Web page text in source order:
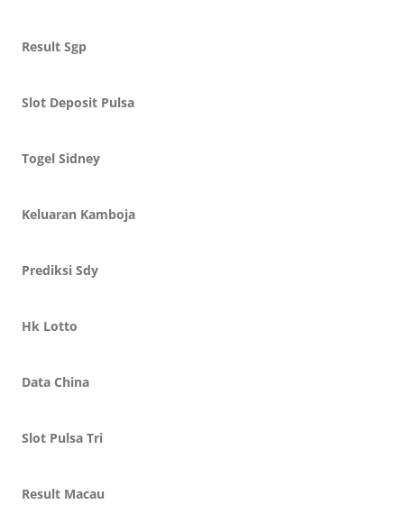
Result Sgp
Slot Deposit Pulsa
Togel Sidney
Keluaran Kamboja
Prediksi Sdy
Hk Lotto
Data China
Slot Pulsa Tri
Result Macau